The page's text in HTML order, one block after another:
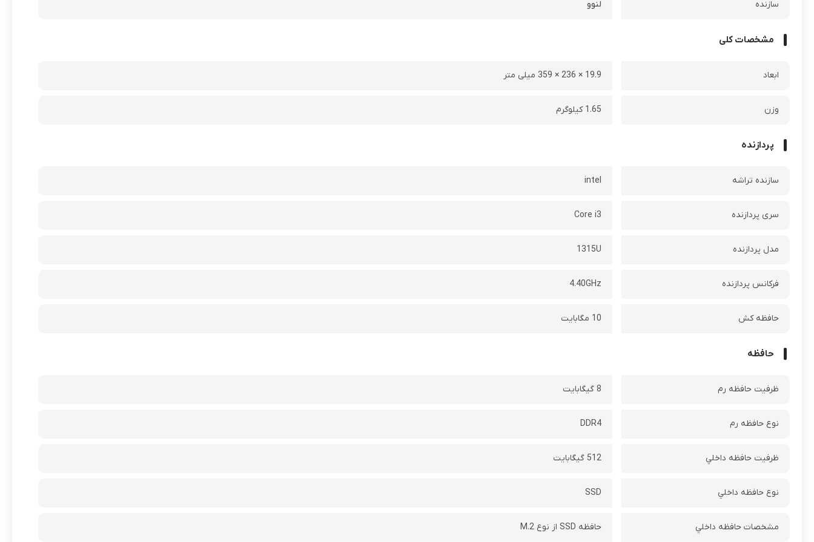
سازنده لنوو
مشخصات کلی
ابعاد 19.9 × 236 × 359 میلی متر
وزن 1.65 کیلوگرم
پردازنده
سازنده تراشه intel
سری پردازنده Core i3
مدل پردازنده 1315U
فرکانس پردازنده‌ 4.40GHz
حافظه کش 10 مگابایت
حافظه
ظرفيت حافظه رم 8 گيگابايت
نوع حافظه رم DDR4
ظرفيت حافظه داخلي 512 گیگابایت
نوع حافظه داخلي SSD
مشخصات حافظه داخلي حافظه SSD‌ از نوع M.2